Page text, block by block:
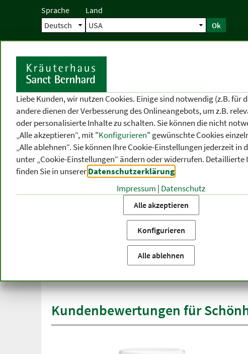
Sprache Land
Ok
Startseite
Seit
KATEGORIEN
THEMEN-
BEREICHE
VON A
Startseite Produktkategorien
versandkostenfrei
Kundenbewertungen für
Liebe Kunden, wir nutzen Cookies. Einige sind notwendig (z.B. für
andere dienen der Verbesserung des Onlineangebots, um z.B.
oder personalisierte Inhalte zu schalten. Sie können die nicht
„Alle akzeptieren“, mit "Konfigurieren" gewünschte Cookies
„Alle ablehnen“. Sie können Ihre Cookie-Einstellungen jederzeit in
unter „Cookie-Einstellungen“ ändern oder widerrufen. Detaillierte
finden Sie in unsererDatenschutzerklärung
Impressum | Datenschutz
Alle akzeptieren
Konfigurieren
Alle ablehnen